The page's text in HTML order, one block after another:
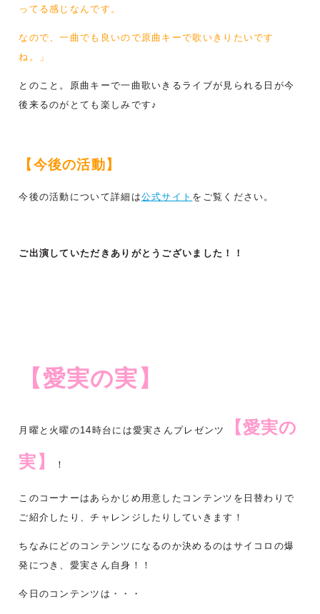
ってる感じなんです。
なので、一曲でも良いので原曲キーで歌いきりたいです
ね。」
とのこと。原曲キーで一曲歌いきるライブが見られる日が今
後来るのがとても楽しみです♪
【今後の活動】
今後の活動について詳細は公式サイト をご覧ください。
ご出演していただきありがとうございました！！
【愛実の実】
月曜と火曜の14時台には愛実さんプレゼンツ
【愛実の
実】
！
このコーナーはあらかじめ用意したコンテンツを日替わりで
ご紹介したり、チャレンジしたりしていきます！
ちなみにどのコンテンツになるのか決めるのはサイコロの爆
発につき、愛実さん自身！！
今日のコンテンツは・・・